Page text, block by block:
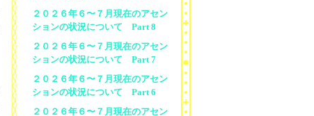
２０２６年６〜７月現在のアセン
ションの状況について Part 8
２０２６年６〜７月現在のアセン
ションの状況について Part 7
２０２６年６〜７月現在のアセン
ションの状況について Part 6
２０２６年６〜７月現在のアセン